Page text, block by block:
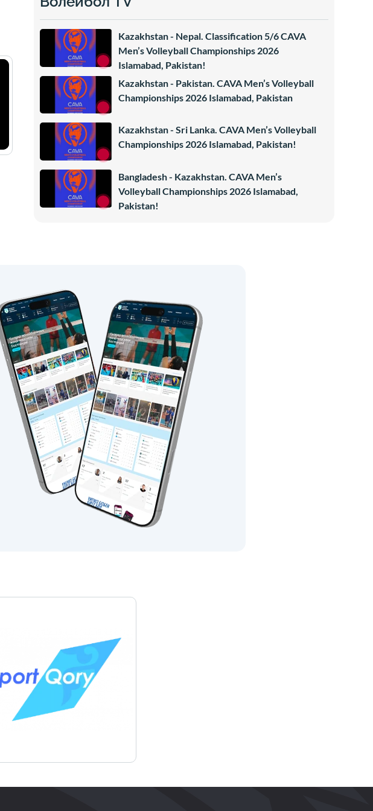
Kazakhstan - Nepal. Classification 5/6 CAVA
Men’s Volleyball Championships 2026
Islamabad, Pakistan!
Kazakhstan - Pakistan. CAVA Men’s Volleyball
Championships 2026 Islamabad, Pakistan
Kazakhstan - Sri Lanka. CAVA Men’s Volleyball
Championships 2026 Islamabad, Pakistan!
Bangladesh - Kazakhstan. CAVA Men’s
Volleyball Championships 2026 Islamabad,
Pakistan!